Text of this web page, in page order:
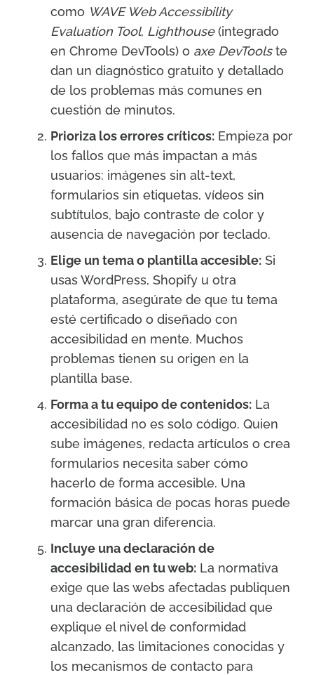
como WAVE Web Accessibility
Evaluation Tool, Lighthouse(integrado
en Chrome DevTools) o axe DevToolste
dan un diagnóstico gratuito y detallado
de los problemas más comunes en
cuestión de minutos.
Prioriza los errores críticos: Empieza por
los fallos que más impactan a más
usuarios: imágenes sin alt-text,
formularios sin etiquetas, vídeos sin
subtítulos, bajo contraste de color y
ausencia de navegación por teclado.
Elige un tema o plantilla accesible: Si
usas WordPress, Shopify u otra
plataforma, asegúrate de que tu tema
esté certificado o diseñado con
accesibilidad en mente. Muchos
problemas tienen su origen en la
plantilla base.
Forma a tu equipo de contenidos: La
accesibilidad no es solo código. Quien
sube imágenes, redacta artículos o crea
formularios necesita saber cómo
hacerlo de forma accesible. Una
formación básica de pocas horas puede
marcar una gran diferencia.
Incluye una declaración de
accesibilidad en tu web: La normativa
exige que las webs afectadas publiquen
una declaración de accesibilidad que
explique el nivel de conformidad
alcanzado, las limitaciones conocidas y
los mecanismos de contacto para